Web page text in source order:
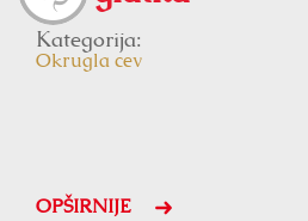
Kategorija:
Okrugla cev
OPŠIRNIJE